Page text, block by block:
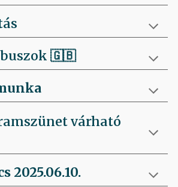
🇬🇧
várható
2025.06.10.